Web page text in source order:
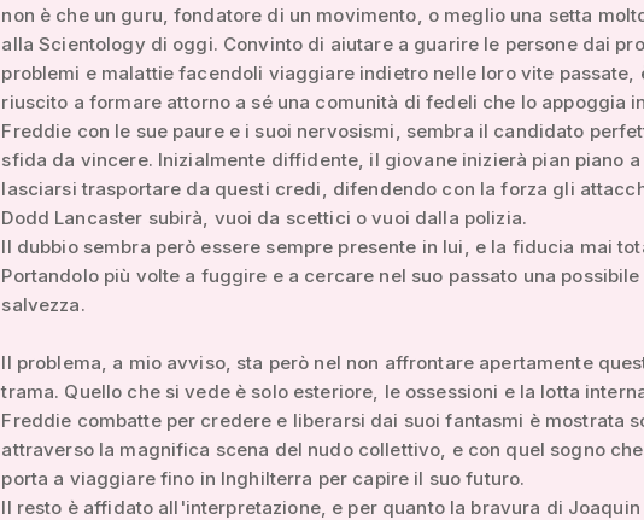
non è che un guru, fondatore di un movimento, o meglio una setta
alla Scientology di oggi. Convinto di aiutare a guarire le persone dai
problemi e malattie facendoli viaggiare indietro nelle loro vite passate,
riuscito a formare attorno a sé una comunità di fedeli che lo appoggia
Freddie con le sue paure e i suoi nervosismi, sembra il candidato
sfida da vincere. Inizialmente diffidente, il giovane inizierà pian piano a
lasciarsi trasportare da questi credi, difendendo con la forza gli
Dodd Lancaster subirà, vuoi da scettici o vuoi dalla polizia.
Il dubbio sembra però essere sempre presente in lui, e la fiducia mai
Portandolo più volte a fuggire e a cercare nel suo passato una possibile
salvezza.
Il problema, a mio avviso, sta però nel non affrontare apertamente
trama. Quello che si vede è solo esteriore, le ossessioni e la lotta
Freddie combatte per credere e liberarsi dai suoi fantasmi è mostrata
attraverso la magnifica scena del nudo collettivo, e con quel sogno
porta a viaggiare fino in Inghilterra per capire il suo futuro.
Il resto è affidato all'interpretazione, e per quanto la bravura di Joaquin